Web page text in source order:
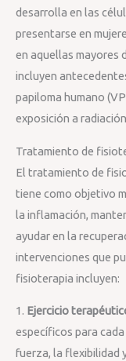
desarrolla en las
presentarse en
en aquellas mayores
incluyen
papiloma humano
exposición a
Tratamiento de
El tratamiento de
tiene como objetivo
la inflamación,
ayudar en la
intervenciones que
fisioterapia incluyen:
1. Ejercicio
específicos para
fuerza, la flexibilidad